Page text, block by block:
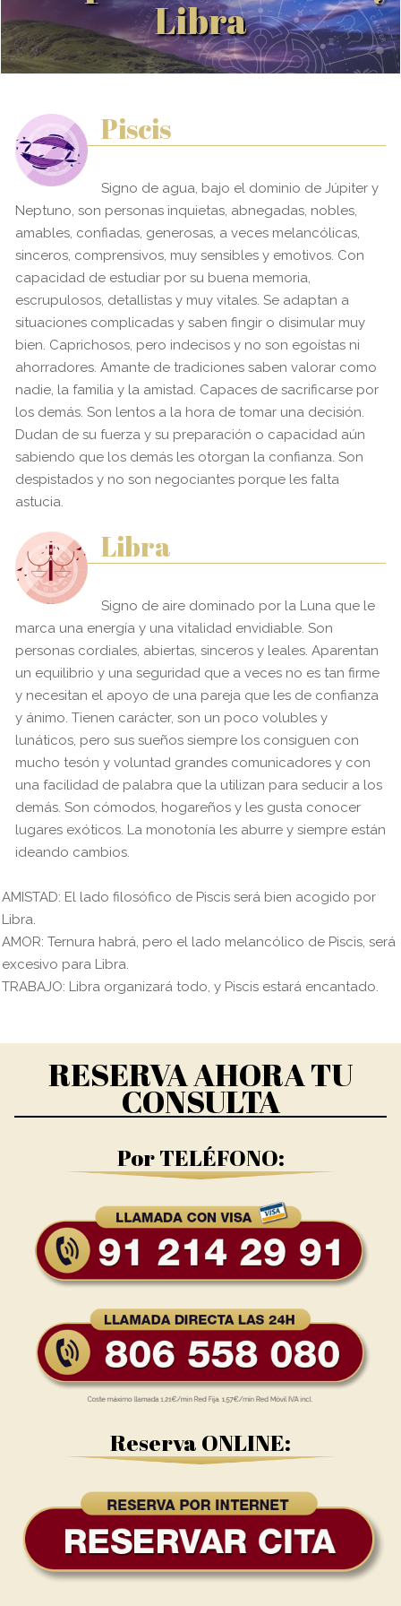
Libra
Piscis
Signo de agua, bajo el dominio de Júpiter y
Neptuno, son personas inquietas, abnegadas, nobles,
amables, confiadas, generosas, a veces melancólicas,
sinceros, comprensivos, muy sensibles y emotivos. Con
capacidad de estudiar por su buena memoria,
escrupulosos, detallistas y muy vitales. Se adaptan a
situaciones complicadas y saben fingir o disimular muy
bien. Caprichosos, pero indecisos y no son egoístas ni
ahorradores. Amante de tradiciones saben valorar como
nadie, la familia y la amistad. Capaces de sacrificarse por
los demás. Son lentos a la hora de tomar una decisión.
Dudan de su fuerza y su preparación o capacidad aún
sabiendo que los demás les otorgan la confianza. Son
despistados y no son negociantes porque les falta
astucia.
Libra
Signo de aire dominado por la Luna que le
marca una energía y una vitalidad envidiable. Son
personas cordiales, abiertas, sinceros y leales. Aparentan
un equilibrio y una seguridad que a veces no es tan firme
y necesitan el apoyo de una pareja que les de confianza
y ánimo. Tienen carácter, son un poco volubles y
lunáticos, pero sus sueños siempre los consiguen con
mucho tesón y voluntad grandes comunicadores y con
una facilidad de palabra que la utilizan para seducir a los
demás. Son cómodos, hogareños y les gusta conocer
lugares exóticos. La monotonía les aburre y siempre están
ideando cambios.
AMISTAD: El lado filosófico de Piscis será bien acogido por
Libra.
AMOR: Ternura habrá, pero el lado melancólico de Piscis, será
excesivo para Libra.
TRABAJO: Libra organizará todo, y Piscis estará encantado.
RESERVA AHORA TU
CONSULTA
Por TELÉFONO:
Reserva ONLINE: